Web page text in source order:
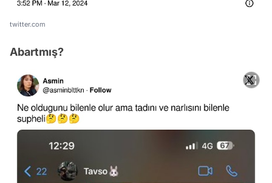
twitter.com
Abartmış?